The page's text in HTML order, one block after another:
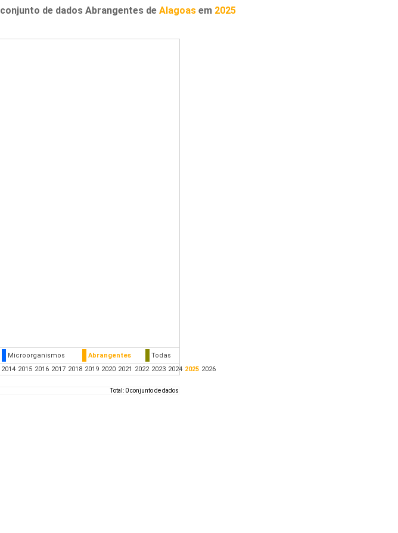
conjunto de dados Abrangentes de Alagoas em 2025
Microorganismos Abrangentes
Todas
2014 2015 2016 2017 2018 2019 2020 2021 2022 2023 2024 2025 2026
Total: 0 conjunto de dados